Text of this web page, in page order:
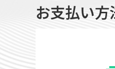
お支払い方